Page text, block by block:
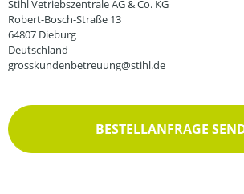
Stihl Vetriebszentrale AG & Co. KG
Robert-Bosch-Straße 13
64807 Dieburg
Deutschland
grosskundenbetreuung@stihl.de
BESTELLANFRAGE